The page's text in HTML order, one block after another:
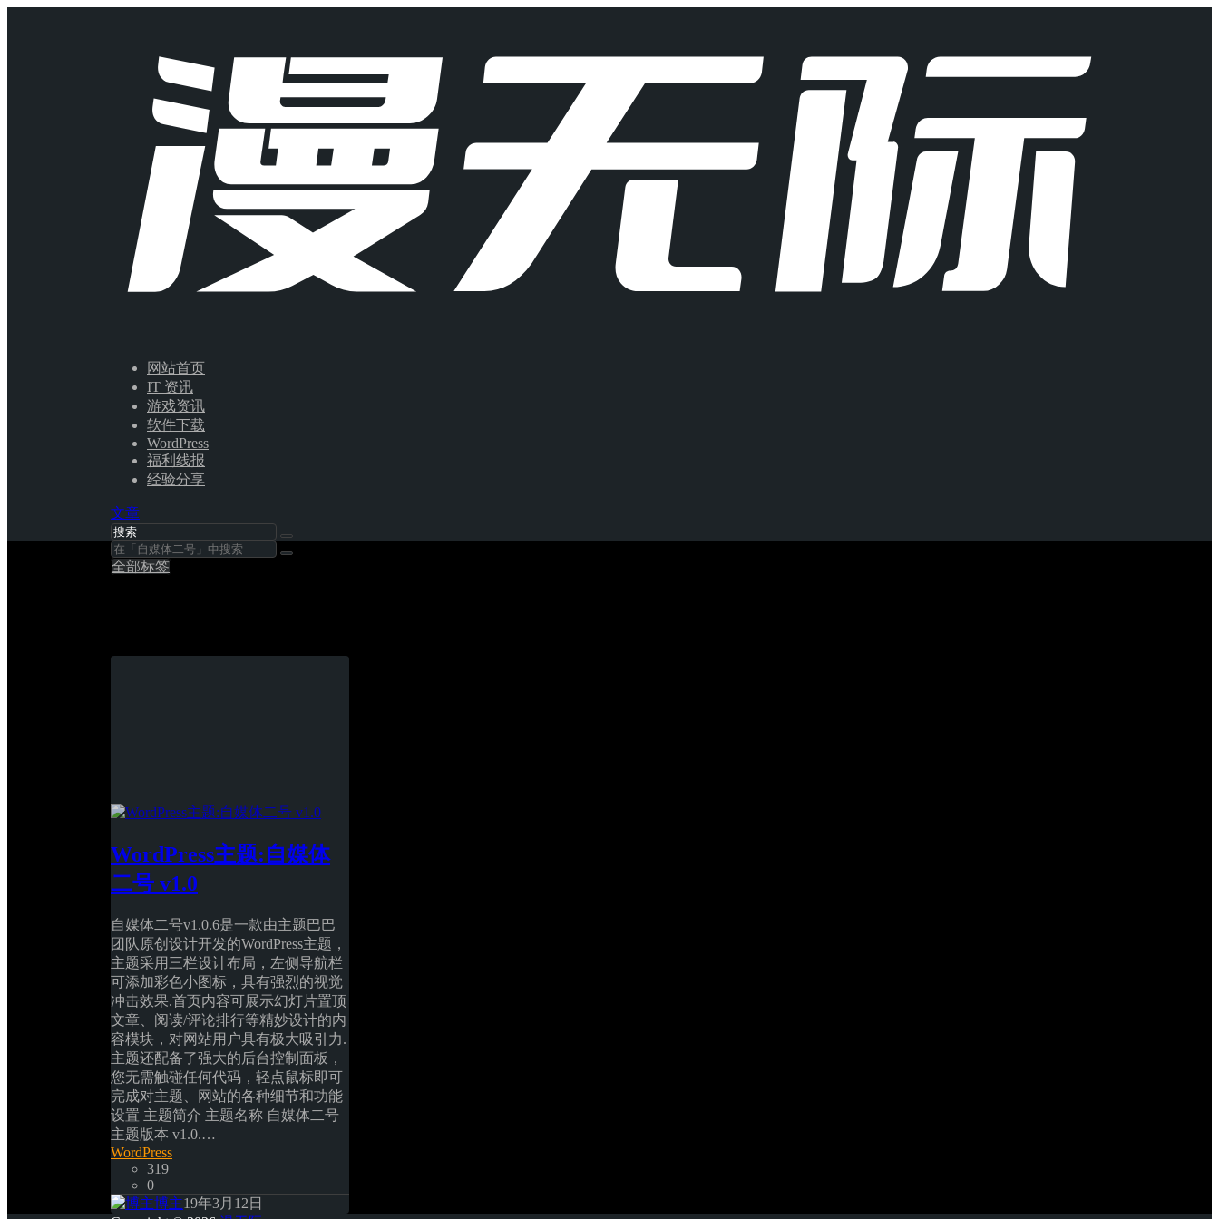
网站首页
IT 资讯
游戏资讯
软件下载
WordPress
福利线报
经验分享
文章
全部标签
WordPress主题:自媒体
二号 v1.0
自媒体二号v1.0.6是一款由主题巴巴
团队原创设计开发的WordPress主题，
主题采用三栏设计布局，左侧导航栏
可添加彩色小图标，具有强烈的视觉
冲击效果.首页内容可展示幻灯片置顶
文章、阅读/评论排行等精妙设计的内
容模块，对网站用户具有极大吸引力.
主题还配备了强大的后台控制面板，
您无需触碰任何代码，轻点鼠标即可
完成对主题、网站的各种细节和功能
设置 主题简介 主题名称 自媒体二号
主题版本 v1.0.…
WordPress
319
0
博主19年3月12日